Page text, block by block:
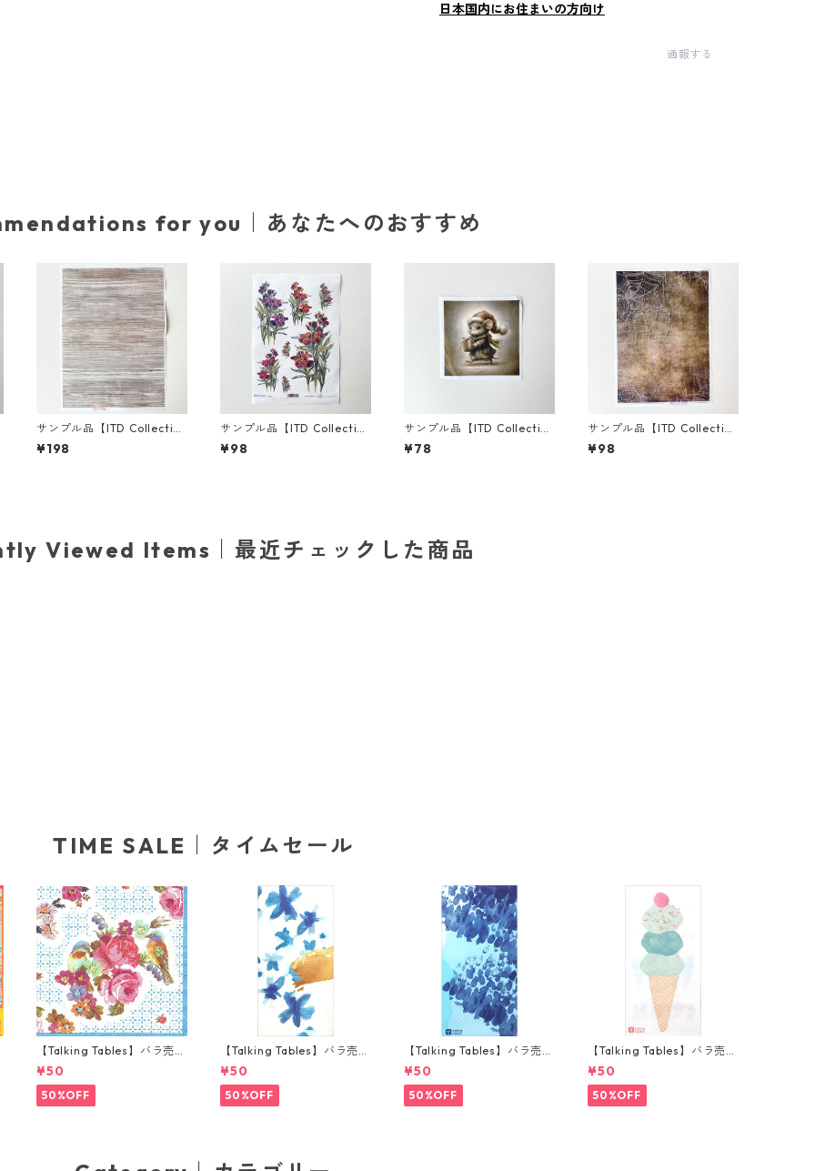
日本国内にお住まいの方向け
通報する
for you｜あなたへのおすすめ
サンプル品【ITD Collectio
n】A3サイズ ライスペーパ
ー R1642L デコパージュ
¥198
サンプル品【ITD Collectio
n】A4サイズ ライスペーパ
ー R0390 デコパージュ
¥98
サンプル品【ITD Collectio
n】ミニサイズ ライスペーパ
ー RSM2131 デコパージュ
¥78
サンプル品【ITD Collectio
n】A4サイズ ライスペーパ
ー RP0461 デコパージュ
¥98
Viewed Items｜最近チェックした商品
TIME SALE｜タイムセール
【Talking Tables】バラ売り
1枚 ポケットサイズ ペーパー
ナプキン TRULY ブルー
¥50
50%OFF
【Talking Tables】バラ売り
1枚 ランチサイズ ペーパーナ
プキン FLUORESCENT FLO
RAL ブルー
¥50
50%OFF
【Talking Tables】バラ売り
1枚 ランチサイズ ペーパーナ
プキン COASTAL ブルー
¥50
50%OFF
【Talking Tables】バラ売り
1枚 ランチサイズ ペーパーナ
プキン WE LOVE ICE CREA
M ホワイト
¥50
50%OFF